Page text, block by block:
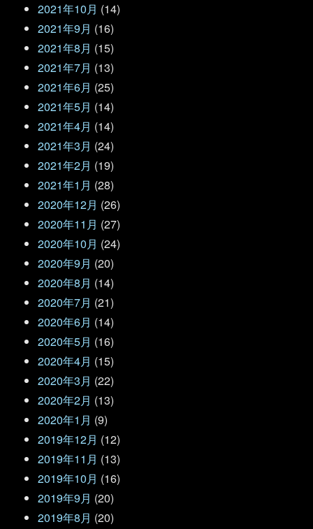
2021年10月 (14)
2021年9月 (16)
2021年8月 (15)
2021年7月 (13)
2021年6月 (25)
2021年5月 (14)
2021年4月 (14)
2021年3月 (24)
2021年2月 (19)
2021年1月 (28)
2020年12月 (26)
2020年11月 (27)
2020年10月 (24)
2020年9月 (20)
2020年8月 (14)
2020年7月 (21)
2020年6月 (14)
2020年5月 (16)
2020年4月 (15)
2020年3月 (22)
2020年2月 (13)
2020年1月 (9)
2019年12月 (12)
2019年11月 (13)
2019年10月 (16)
2019年9月 (20)
2019年8月 (20)